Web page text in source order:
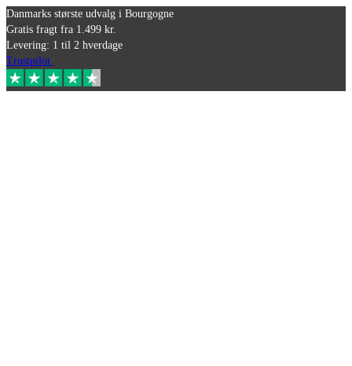
Danmarks største udvalg i Bourgogne
Gratis fragt fra 1.499 kr.
Levering: 1 til 2 hverdage
Trustpilot